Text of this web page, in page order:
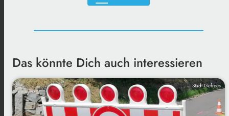
Das könnte Dich auch interessieren
Stadt Gefrees